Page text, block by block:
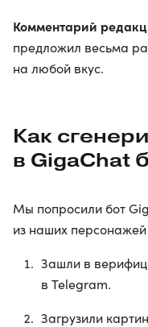
Комментарий
предложил весьма
на любой вкус.
Как
в GigaChat
Мы попросили бот
из наших
Зашли в
в Telegram.
Загрузили